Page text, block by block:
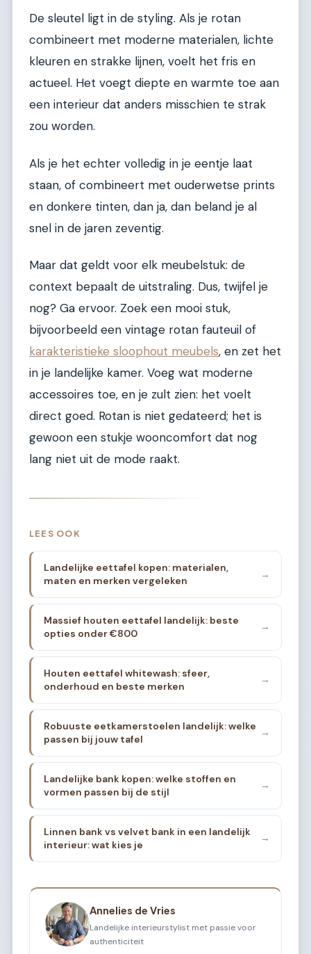
De sleutel ligt in de styling. Als je rotan
combineert met moderne materialen, lichte
kleuren en strakke lijnen, voelt het fris en
actueel. Het voegt diepte en warmte toe aan
een interieur dat anders misschien te strak
zou worden.
Als je het echter volledig in je eentje laat
staan, of combineert met ouderwetse prints
en donkere tinten, dan ja, dan beland je al
snel in de jaren zeventig.
Maar dat geldt voor elk meubelstuk: de
context bepaalt de uitstraling. Dus, twijfel je
nog? Ga ervoor. Zoek een mooi stuk,
bijvoorbeeld een vintage rotan fauteuil of
karakteristieke sloophout meubels, en zet het
in je landelijke kamer. Voeg wat moderne
accessoires toe, en je zult zien: het voelt
direct goed. Rotan is niet gedateerd; het is
gewoon een stukje wooncomfort dat nog
lang niet uit de mode raakt.
LEES OOK
Landelijke eettafel kopen: materialen,
maten en merken vergeleken
→
Massief houten eettafel landelijk: beste
opties onder €800
→
Houten eettafel whitewash: sfeer,
onderhoud en beste merken
→
Robuuste eetkamerstoelen landelijk: welke
passen bij jouw tafel
→
Landelijke bank kopen: welke stoffen en
vormen passen bij de stijl
→
Linnen bank vs velvet bank in een landelijk
interieur: wat kies je
→
Annelies de Vries
Landelijke interieurstylist met passie voor
authenticiteit